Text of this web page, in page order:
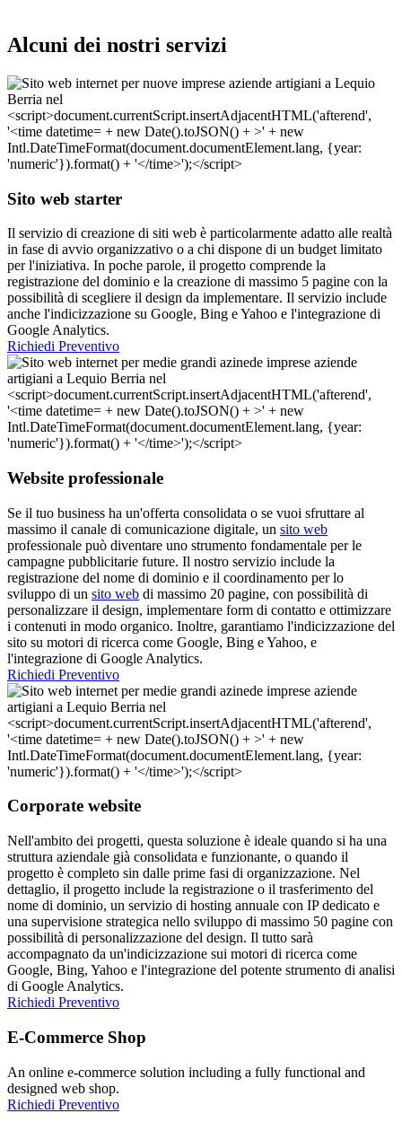
Alcuni dei nostri servizi
Sito web starter
Il servizio di creazione di siti web è particolarmente adatto alle realtà
in fase di avvio organizzativo o a chi dispone di un budget limitato
per l'iniziativa. In poche parole, il progetto comprende la
registrazione del dominio e la creazione di massimo 5 pagine con la
possibilità di scegliere il design da implementare. Il servizio include
anche l'indicizzazione su Google, Bing e Yahoo e l'integrazione di
Google Analytics.
Richiedi Preventivo
Website professionale
Se il tuo business ha un'offerta consolidata o se vuoi sfruttare al
massimo il canale di comunicazione digitale, un sito web
professionale può diventare uno strumento fondamentale per le
campagne pubblicitarie future. Il nostro servizio include la
registrazione del nome di dominio e il coordinamento per lo
sviluppo di un sito web di massimo 20 pagine, con possibilità di
personalizzare il design, implementare form di contatto e ottimizzare
i contenuti in modo organico. Inoltre, garantiamo l'indicizzazione del
sito su motori di ricerca come Google, Bing e Yahoo, e
l'integrazione di Google Analytics.
Richiedi Preventivo
Corporate website
Nell'ambito dei progetti, questa soluzione è ideale quando si ha una
struttura aziendale già consolidata e funzionante, o quando il
progetto è completo sin dalle prime fasi di organizzazione. Nel
dettaglio, il progetto include la registrazione o il trasferimento del
nome di dominio, un servizio di hosting annuale con IP dedicato e
una supervisione strategica nello sviluppo di massimo 50 pagine con
possibilità di personalizzazione del design. Il tutto sarà
accompagnato da un'indicizzazione sui motori di ricerca come
Google, Bing, Yahoo e l'integrazione del potente strumento di analisi
di Google Analytics.
Richiedi Preventivo
E-Commerce Shop
An online e-commerce solution including a fully functional and
designed web shop.
Richiedi Preventivo